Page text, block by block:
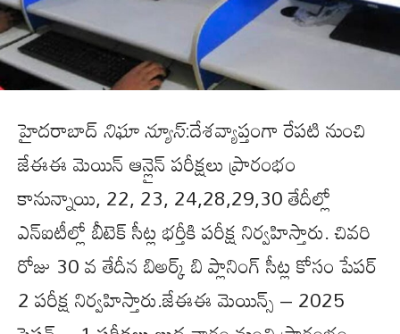
హైదరాబాద్నిఘా న్యూస్:దేశవ్యాప్తంగా రేపటి నుంచి
జేఈఈ మెయిన్ ఆన్లైన్ పరీక్షలు ప్రారంభం
కానున్నాయి, 22, 23, 24,28,29,30 తేదీల్లో
ఎన్ఐటీల్లో బీటెక్ సీట్ల భర్తీకి పరీక్ష నిర్వహిస్తారు. చివరి
రోజు 30 వ తేదీన బిఅర్క్ బి ప్లానింగ్ సీట్ల కోసం పేపర్
2 పరీక్ష నిర్వహిస్తారు.జేఈఈ మెయిన్స్ – 2025